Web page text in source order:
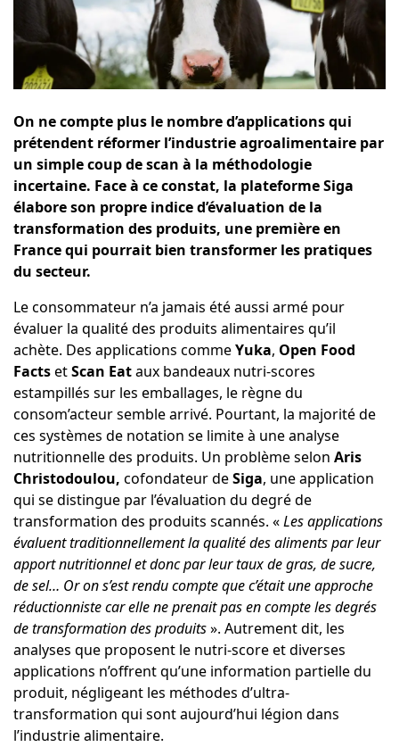
On ne compte plus le nombre d’applications qui
prétendent réformer l’industrie agroalimentaire par
un simple coup de scan à la méthodologie
incertaine. Face à ce constat, la plateforme Siga
élabore son propre indice d’évaluation de la
transformation des produits, une première en
France qui pourrait bien transformer les pratiques
du secteur.
Le consommateur n’a jamais été aussi armé pour
évaluer la qualité des produits alimentaires qu’il
achète. Des applications commeYuka, Open Food
FactsetScan Eataux bandeaux nutri-scores
estampillés sur les emballages, le règne du
consom’acteur semble arrivé. Pourtant, la majorité de
ces systèmes de notation se limite à une analyse
nutritionnelle des produits. Un problème selon Aris
Christodoulou, cofondateur deSiga, une application
qui se distingue par l’évaluation du degré de
transformation des produits scannés. «Les applications
évaluent traditionnellement la qualité des aliments par leur
apport nutritionnel et donc par leur taux de gras, de sucre,
de sel… Or on s’est rendu compte que c’était une approche
réductionniste car elle ne prenait pas en compte les degrés
de transformation des produits». Autrement dit, les
analyses que proposent le nutri-score et diverses
applications n’offrent qu’une information partielle du
produit, négligeant les méthodes d’ultra-
transformation qui sont aujourd’hui légion dans
l’industrie alimentaire.